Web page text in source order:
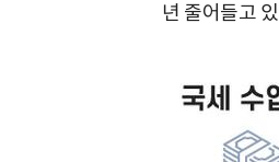
년 줄어들고